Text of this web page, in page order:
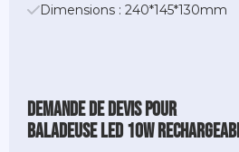
Dimensions : 240*145*130mm
Demande de devis pour
Baladeuse LED 10W